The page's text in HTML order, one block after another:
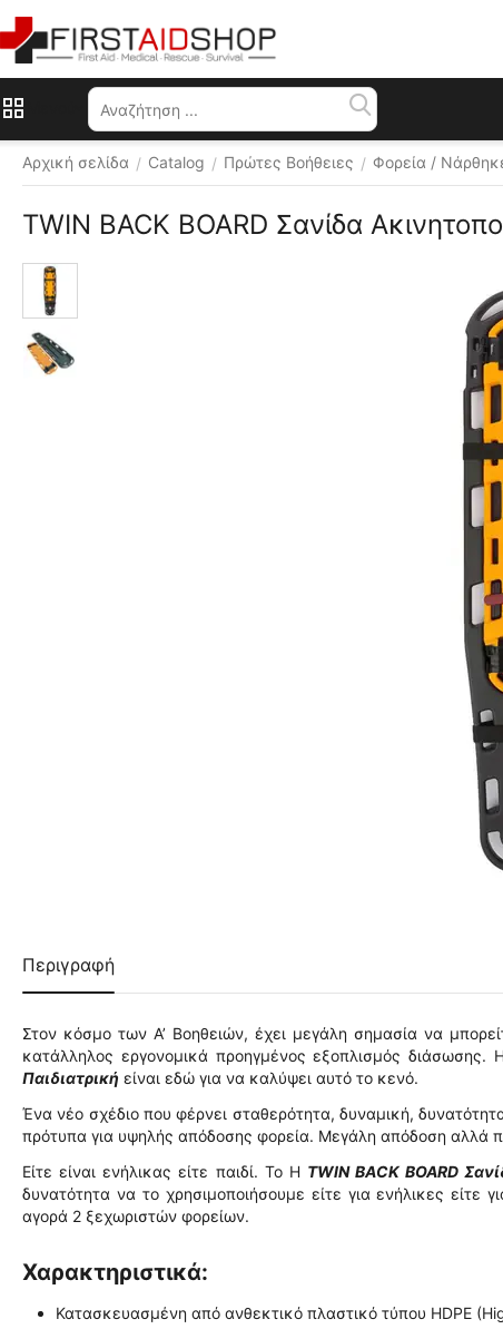
Αρχική σελίδα / Catalog / Πρώτες Βοήθειες / Φορεία /
TWIN BACK BOARD Σανίδα
Περιγραφή
Στον κόσμο των Α’ Βοηθειών, έχει μεγάλη σημασία να
κατάλληλος εργονομικά προηγμένος εξοπλισμός διάσωσης.
Παιδιατρική είναι εδώ για να καλύψει αυτό το κενό.
Ένα νέο σχέδιο που φέρνει σταθερότητα,δυναμική,
πρότυπα για υψηλής απόδοσης φορεία. Μεγάλη απόδοση αλλά
Είτε είναι ενήλικας είτε παιδί. Το Η TWIN BACK BOARD
δυνατότητα να το χρησιμοποιήσουμε είτε για ενήλικες είτε
αγορά 2 ξεχωριστών φορείων.
Χαρακτηριστικά:
Κατασκευασμένη από ανθεκτικό πλαστικό τύπου HDPE